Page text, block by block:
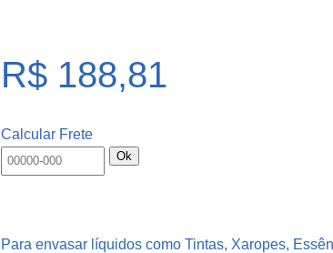
R$ 188,81
Calcular Frete
Ok
Para envasar líquidos como Tintas, Xaropes,